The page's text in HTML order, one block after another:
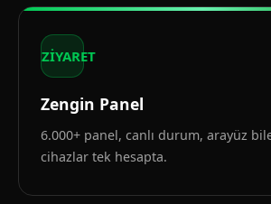
ZİYARET
Zengin Panel
6.000+ panel, canlı durum, arayüz
cihazlar tek hesapta.